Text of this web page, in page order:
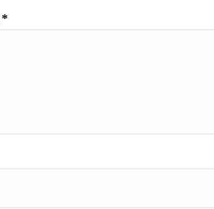
*